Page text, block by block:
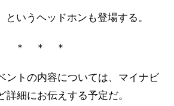
というヘッドホンも登場する。
＊ ＊ ＊
ントの内容については、マイナビ
詳細にお伝えする予定だ。